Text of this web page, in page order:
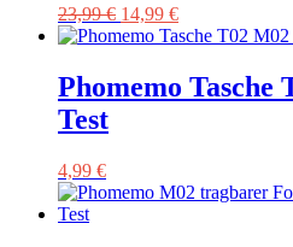
23,99€ Ursprünglicher
Preis
14,99 €Aktueller
Preis
14,99 €.
Phomemo Tasche
Test
4,99 €